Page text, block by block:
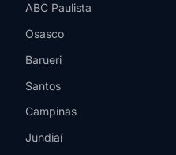
ABC Paulista
Osasco
Barueri
Santos
Campinas
Jundiaí